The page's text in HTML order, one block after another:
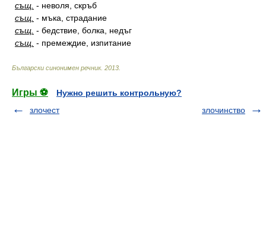
същ. - неволя, скръб
същ. - мъка, страдание
същ. - бедствие, болка, недъг
същ. - премеждие, изпитание
Български синонимен речник. 2013
Игры ⚽
Нужно решить контрольную?
злочест
злочинство